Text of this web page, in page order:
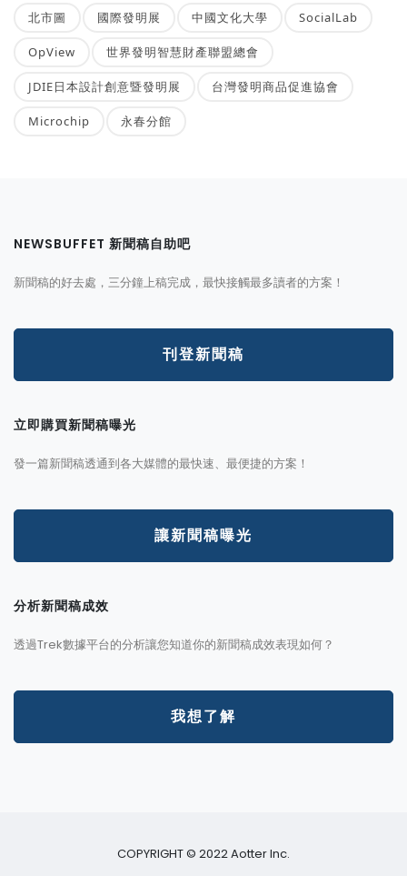
北市圖 國際發明展 中國文化大學 SocialLab
OpView 世界發明智慧財產聯盟總會
JDIE日本設計創意暨發明展 台灣發明商品促進協會
Microchip 永春分館
NEWSBUFFET 新聞稿自助吧
新聞稿的好去處，三分鐘上稿完成，最快接觸最多讀者的方案！
刊登新聞稿
立即購買新聞稿曝光
發一篇新聞稿透通到各大媒體的最快速、最便捷的方案！
讓新聞稿曝光
分析新聞稿成效
透過Trek數據平台的分析讓您知道你的新聞稿成效表現如何？
我想了解
COPYRIGHT © 2022 Aotter Inc.